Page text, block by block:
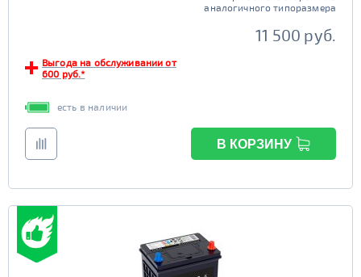
аналогичного типоразмера
11 500 руб.
Выгода на обслуживании от
600 руб.*
есть в наличии
В КОРЗИНУ